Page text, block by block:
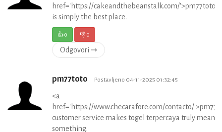
href='https://cakeandthebeanstalk.com/
is simply the best place.
👍0 👎0
Odgovori ⇾
pm77toto Postavljeno 04-11-2025 01:32:45
<a
href='https://www.checarafore.com/contacto/
customer service makes togel terpercaya truly mean
something.